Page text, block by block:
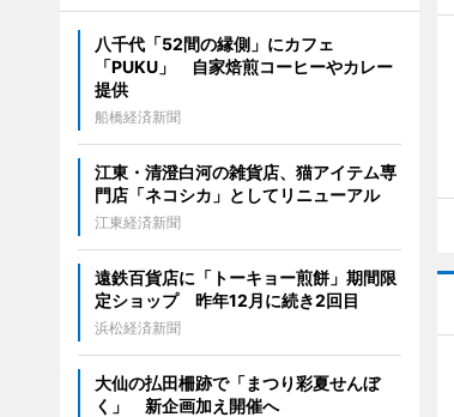
八千代「52間の縁側」にカフェ
「PUKU」 自家焙煎コーヒーやカレー
提供
船橋経済新聞
江東・清澄白河の雑貨店、猫アイテム専
門店「ネコシカ」としてリニューアル
江東経済新聞
遠鉄百貨店に「トーキョー煎餅」期間限
定ショップ 昨年12月に続き2回目
浜松経済新聞
大仙の払田柵跡で「まつり彩夏せんぼ
く」 新企画加え開催へ